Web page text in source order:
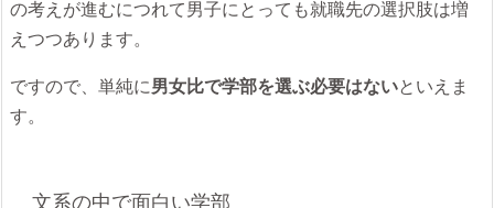
の考えが進むにつれて男子にとっても就職先の選択肢は増
えつつあります。
ですので、単純に男女比で学部を選ぶ必要はないといえま
す。
文系の中で面白い学部